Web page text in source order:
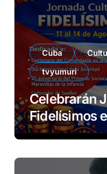
Cuba
tvyumuri
Celebrarán